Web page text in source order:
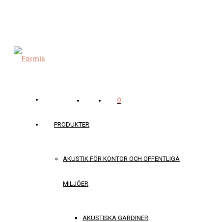
PRODUKTER
AKUSTIK FÖR KONTOR OCH OFFENTLIGA
MILJÖER
AKUSTISKA GARDINER
0